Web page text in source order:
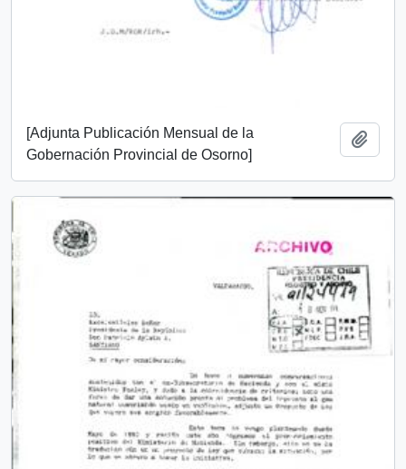
[Adjunta Publicación Mensual de la
Gobernación Provincial de Osorno]